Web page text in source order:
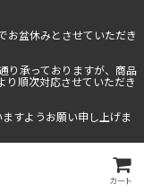
お盆休みとさせていただき
り承っておりますが、商品
り順次対応させていただき
すようお願い申し上げま
カート